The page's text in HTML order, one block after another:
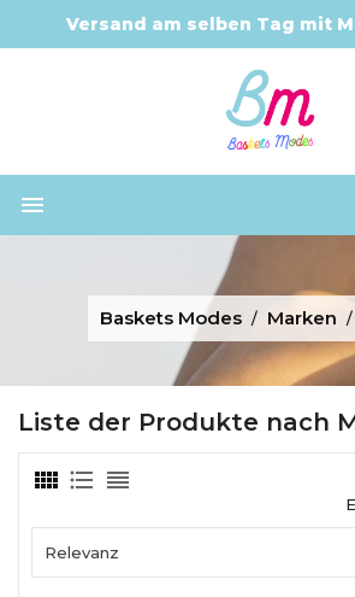
Versand am selben Tag mit

Baskets Modes Marken
Liste der Produkte nach
Relevanz